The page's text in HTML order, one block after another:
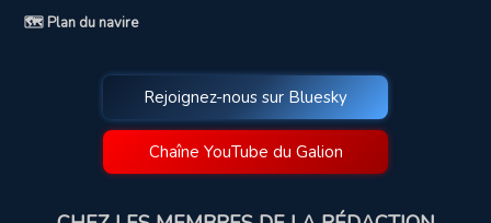
🗺️ Plan du navire
Rejoignez-nous sur Bluesky
Chaîne YouTube du Galion